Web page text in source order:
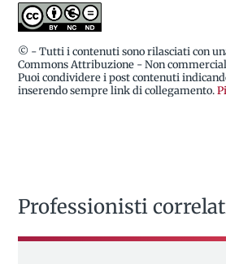
© - Tutti i contenuti sono rilasciati con
Commons Attribuzione - Non
Puoi condividere i post contenuti
inserendo sempre link di collegamento.
Professionisti